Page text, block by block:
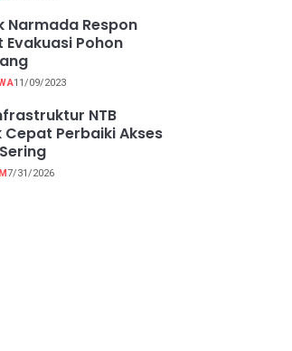
Narmada Respon
Evakuasi Pohon
11/09/2023
NTB
Cepat Perbaiki Akses
7/31/2026